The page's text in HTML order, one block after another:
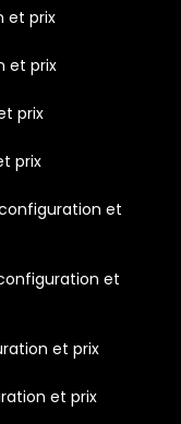
et prix
et prix
prix
prix
et
et
et prix
et prix